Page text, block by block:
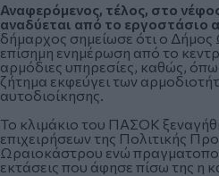
Αναφερόμενος, τέλος, στο
αναδύεται από το εργοστάσιο
δήμαρχος σημείωσε ότι ο
επίσημη ενημέρωση από το
αρμόδιες υπηρεσίες, καθώς,
ζήτημα εκφεύγει των
αυτοδιοίκησης.
Το κλιμάκιο του ΠΑΣΟΚ
επιχειρήσεων της Πολιτικής
Ωραιοκάστρου ενώ
εκτάσεις που άφησε πίσω της η